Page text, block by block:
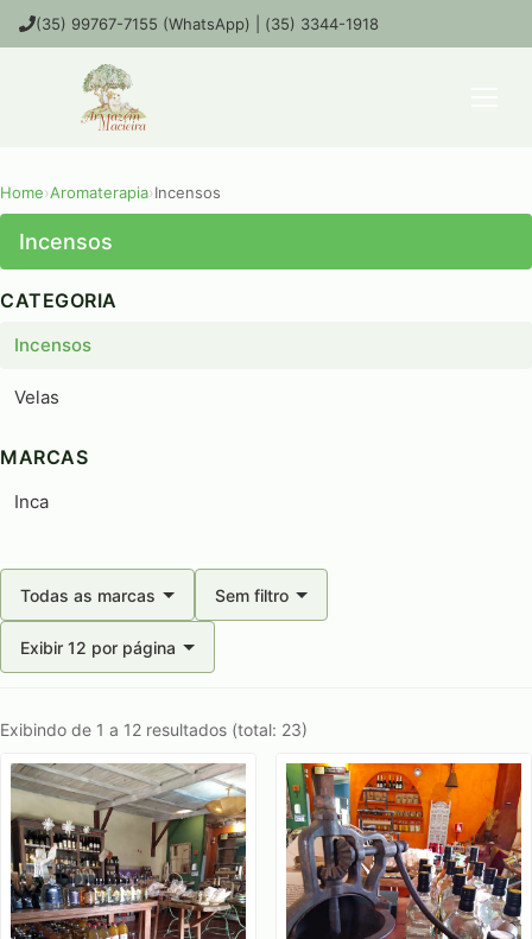
(35) 99767-7155 (WhatsApp) | (35) 3344-1918
Home›Aromaterapia›Incensos
Incensos
CATEGORIA
Incensos
Velas
MARCAS
Inca
Todas as marcas Sem filtro
Exibir 12 por página
Exibindo de 1 a 12 resultados (total: 23)